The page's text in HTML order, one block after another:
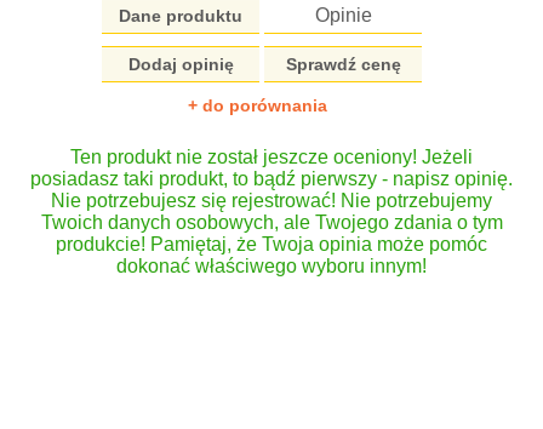
Dane produktu Opinie
Dodaj opinię Sprawdź cenę
+ do porównania
Ten produkt nie został jeszcze oceniony! Jeżeli
posiadasz taki produkt, to bądź pierwszy - napisz opinię.
Nie potrzebujesz się rejestrować! Nie potrzebujemy
Twoich danych osobowych, ale Twojego zdania o tym
produkcie! Pamiętaj, że Twoja opinia może pomóc
dokonać właściwego wyboru innym!